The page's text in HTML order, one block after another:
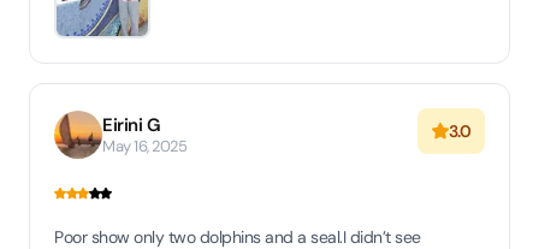
Eirini G
May 16, 2025
3.0
Poor show only two dolphins and a seal.I didn’t see